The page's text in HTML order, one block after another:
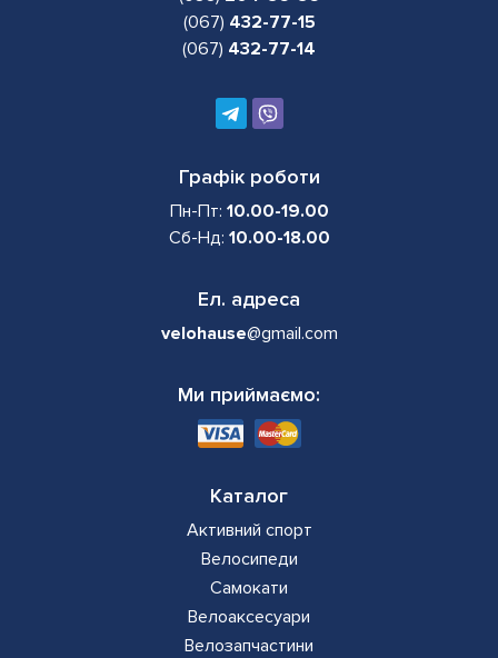
Каталог
Активний спорт
Велосипеди
Самокати
Велоаксесуари
Велозапчастини
(067) 432-77-15
(067) 432-77-14
Графік роботи
Пн-Пт: 10.00-19.00
Сб-Нд: 10.00-18.00
Ел. адреса
velohause@gmail.com
Ми приймаємо: